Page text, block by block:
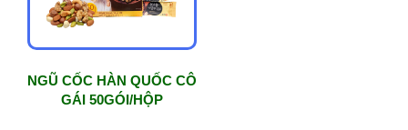
NGŨ CỐC HÀN QUỐC CÔ
GÁI 50GÓI/HỘP